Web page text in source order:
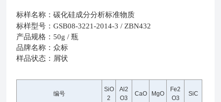
标样名称 ：碳化硅成分分析标准物质
标样型号 ：GSB08-3221-2014-3 / ZBN432
产品规格 ：50g / 瓶
品牌名称 ：众标
样品状态 ：屑状
编号
SiO
2
Al2
O3
CaO MgO
Fe2
O3
SiC